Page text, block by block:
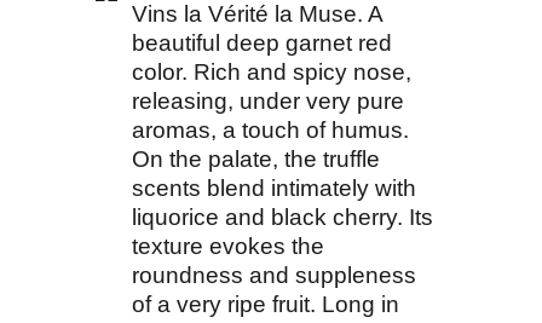
Vins la Vérité la Muse. A
beautiful deep garnet red
color. Rich and spicy nose,
releasing, under very pure
aromas, a touch of humus.
On the palate, the truffle
scents blend intimately with
liquorice and black cherry. Its
texture evokes the
roundness and suppleness
of a very ripe fruit. Long in